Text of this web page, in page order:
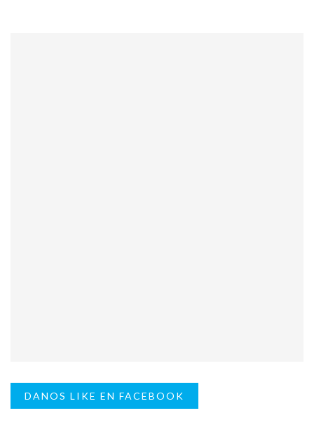
DANOS LIKE EN FACEBOOK